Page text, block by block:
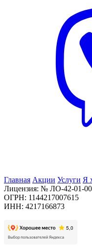
Главная Акции Услуги Я
Лицензия: № ЛО-42-01-
ОГРН: 1144217007615
ИНН: 4217166873